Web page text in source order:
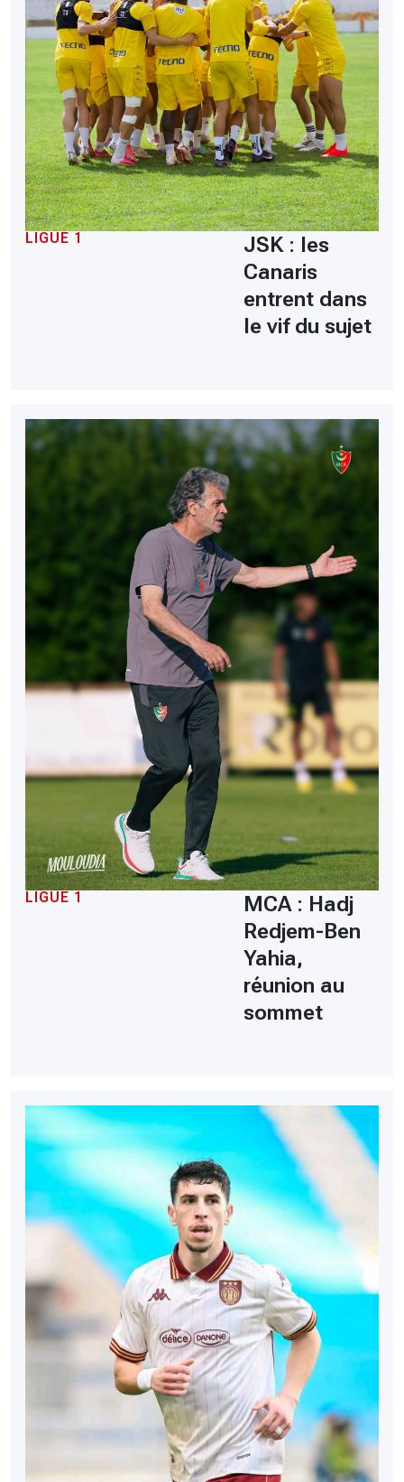
LIGUE 1
JSK : les
Canaris
entrent dans
le vif du sujet
LIGUE 1
MCA : Hadj
Redjem-Ben
Yahia,
réunion au
sommet